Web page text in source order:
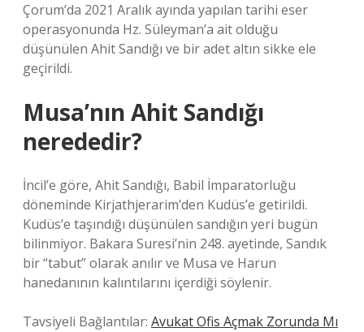
Çorum’da 2021 Aralık ayında yapılan tarihi eser
operasyonunda Hz. Süleyman’a ait olduğu
düşünülen Ahit Sandığı ve bir adet altın sikke ele
geçirildi.
Musa’nın Ahit Sandığı
nerededir?
İncil’e göre, Ahit Sandığı, Babil İmparatorluğu
döneminde Kirjathjerarim’den Kudüs’e getirildi.
Kudüs’e taşındığı düşünülen sandığın yeri bugün
bilinmiyor. Bakara Suresi’nin 248. ayetinde, Sandık
bir “tabut” olarak anılır ve Musa ve Harun
hanedanının kalıntılarını içerdiği söylenir.
Tavsiyeli Bağlantılar: Avukat Ofis Açmak Zorunda Mı